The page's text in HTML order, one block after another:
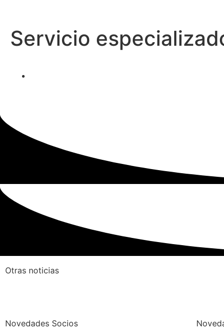
Servicio
Otras noticias
Novedades Socios